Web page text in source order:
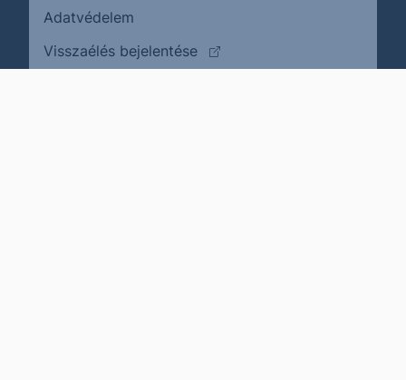
Adatvédelem
Visszaélés bejelentése
(külső oldalra ugrik)